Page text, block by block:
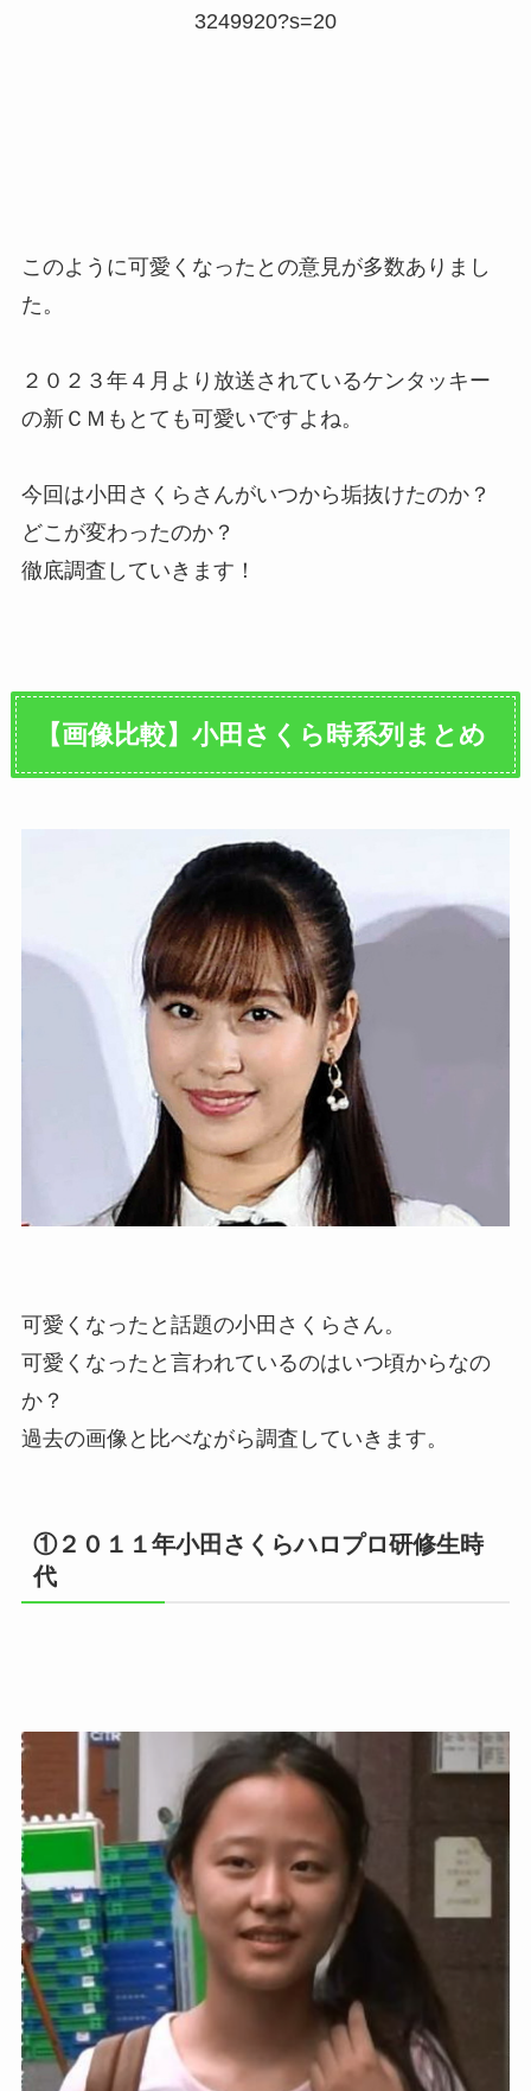
3249920?s=20
このように可愛くなったとの意見が多数ありまし
た。
２０２３年４月より放送されているケンタッキー
の新ＣＭもとても可愛いですよね。
今回は小田さくらさんがいつから垢抜けたのか？
どこが変わったのか？
徹底調査していきます！
【画像比較】小田さくら時系列まとめ
可愛くなったと話題の小田さくらさん。
可愛くなったと言われているのはいつ頃からなの
か？
過去の画像と比べながら調査していきます。
①２０１１年小田さくらハロプロ研修生時
代